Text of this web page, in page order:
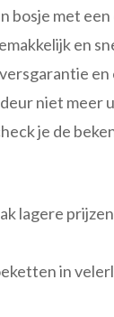
bosje met
en
en
niet meer
je de
lagere
in